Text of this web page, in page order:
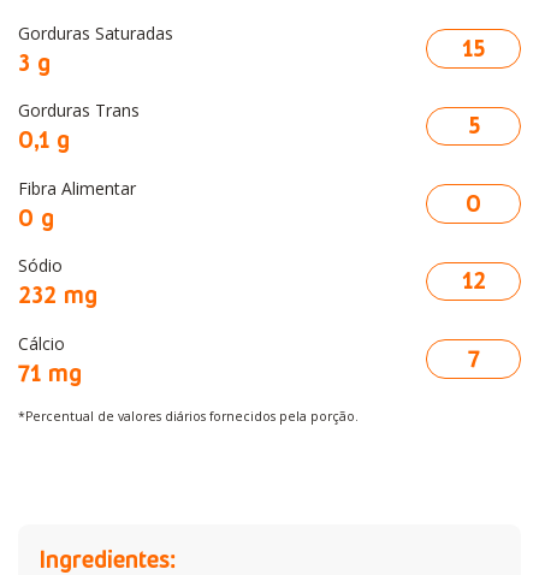
Gorduras Saturadas
3 g 15
Gorduras Trans
0,1 g 5
Fibra Alimentar
0 g 0
Sódio
232 mg 12
Cálcio
71 mg 7
*Percentual de valores diários fornecidos pela porção.
Ingredientes: